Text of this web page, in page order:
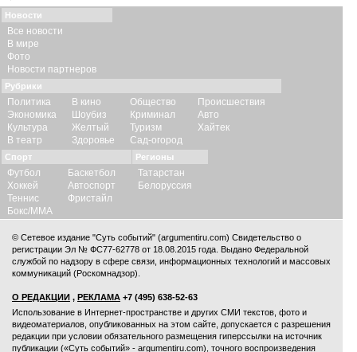
Новости
Все новости
В мире
Фото
Новости партнеров
Рубрики
Политика
Экономика
Культура
В театр
В кино
Шоубиз
Желтый
Здоровье
Общество
Криминал
Туризм
Сад-огород
Происшествия
Авто
Хайтек
Спорт
Футбол
Хоккей
Теннис
Бокс/ММА
Баскетбол
Автоспорт
Фристайл
Регионы
Татарстан
Белоруссия
© Сетевое издание "Суть событий" (argumentiru.com) Свидетельство о
регистрации Эл № ФС77-62778 от 18.08.2015 года. Выдано Федеральной
службой по надзору в сфере связи, информационных технологий и массовых
коммуникаций (Роскомнадзор).
О РЕДАКЦИИ , РЕКЛАМА +7 (495) 638-52-63
Использование в Интернет-пространстве и других СМИ текстов, фото и
видеоматериалов, опубликованных на этом сайте, допускается с разрешения
редакции при условии обязательного размещения гиперссылки на источник
публикации («Суть событий» - argumentiru.com), точного воспроизведения